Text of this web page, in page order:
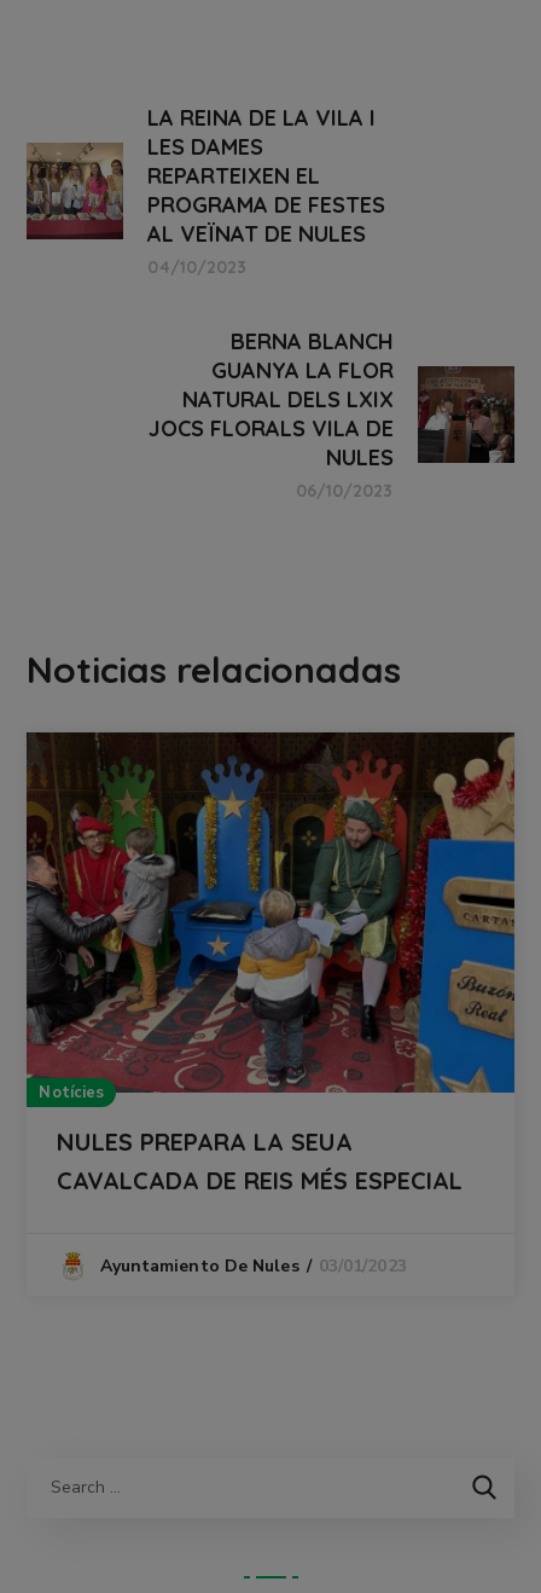
LA REINA DE LA VILA I
LES DAMES
REPARTEIXEN EL
PROGRAMA DE FESTES
AL VEÏNAT DE NULES
04/10/2023
BERNA BLANCH
GUANYA LA FLOR
NATURAL DELS LXIX
JOCS FLORALS VILA DE
NULES
06/10/2023
Noticias relacionadas
Notícies
NULES PREPARA LA SEUA
CAVALCADA DE REIS MÉS ESPECIAL
Ayuntamiento De Nules 03/01/2023